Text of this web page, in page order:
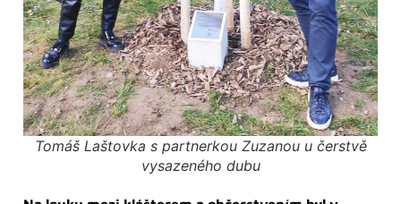
Tomáš Laštovka s partnerkou Zuzanou u čerstvě
vysazeného dubu